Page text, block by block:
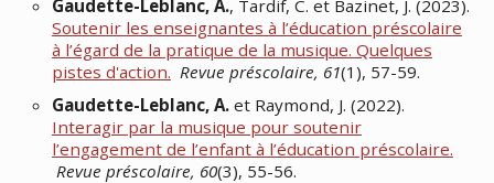
Gaudette-Leblanc, A., Tardif, C. et Bazinet, J. (2023).
Soutenir les enseignantes à l’éducation préscolaire
à l’égard de la pratique de la musique. Quelques
pistes d'action. Revue préscolaire, 61(1), 57-59.
Gaudette-Leblanc, A. et Raymond, J. (2022).
Interagir par la musique pour soutenir
l’engagement de l’enfant à l’éducation préscolaire.
Revue préscolaire, 60(3), 55-56.